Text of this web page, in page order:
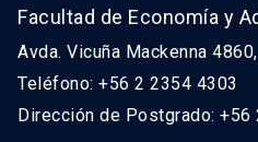
Facultad de Economía y
Avda. Vicuña Mackenna
Teléfono: +56 2 2354 4303
Dirección de Postgrado: +56